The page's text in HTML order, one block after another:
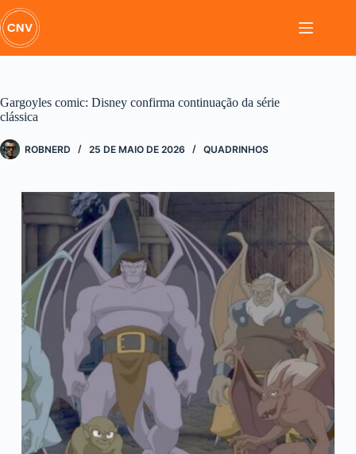
Pular
para
o
conteúdo
Gargoyles comic: Disney confirma continuação da série
clássica
ROBNERD 25 DE MAIO DE 2026 QUADRINHOS